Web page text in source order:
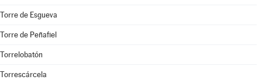
Torre de Esgueva
Torre de Peñafiel
Torrelobatón
Torrescárcela